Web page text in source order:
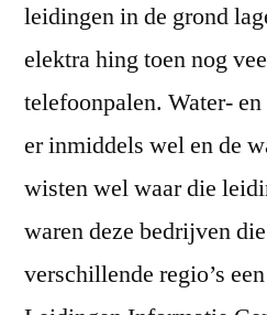
leidingen in de grond
elektra hing toen nog
telefoonpalen. Water-
er inmiddels wel en de
wisten wel waar die
waren deze bedrijven
verschillende regio’s